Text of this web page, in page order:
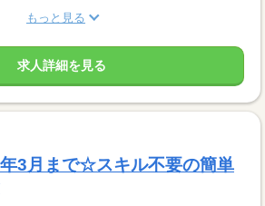
もっと見る
求人詳細を見る
年3月まで☆スキル不要の簡単